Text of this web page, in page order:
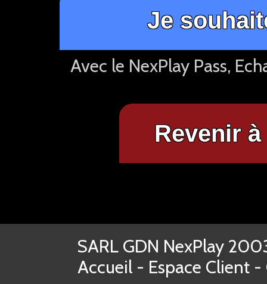
Je
Avec le NexPlay Pass,
Revenir
SARL GDN NexPlay
Accueil - Espace Client -